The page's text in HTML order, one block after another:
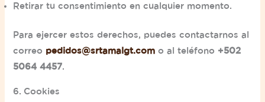
Retirar tu consentimiento en cualquier momento.
Para ejercer estos derechos, puedes contactarnos al
correo pedidos@srtamalgt.com o al teléfono +502
5064 4457.
6. Cookies